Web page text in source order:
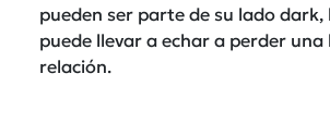
pueden ser parte de su lado dark,
puede llevar a echar a perder una
relación.